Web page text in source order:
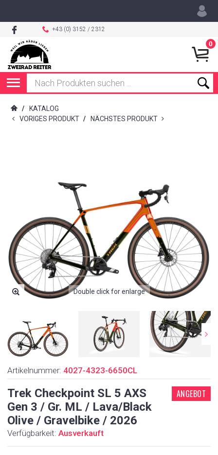
+43 (0) 3152 / 2312
0
/
KATALOG
VORIGES PRODUKT / NÄCHSTES PRODUKT
Double click for enlarge
Artikelnummer: 4027-4323-6650CL
Trek Checkpoint SL 5 AXS
Gen 3 / Gr. ML / Lava/Black
Olive / Gravelbike / 2026
ANGEBOT
Verfügbarkeit: Ausverkauft